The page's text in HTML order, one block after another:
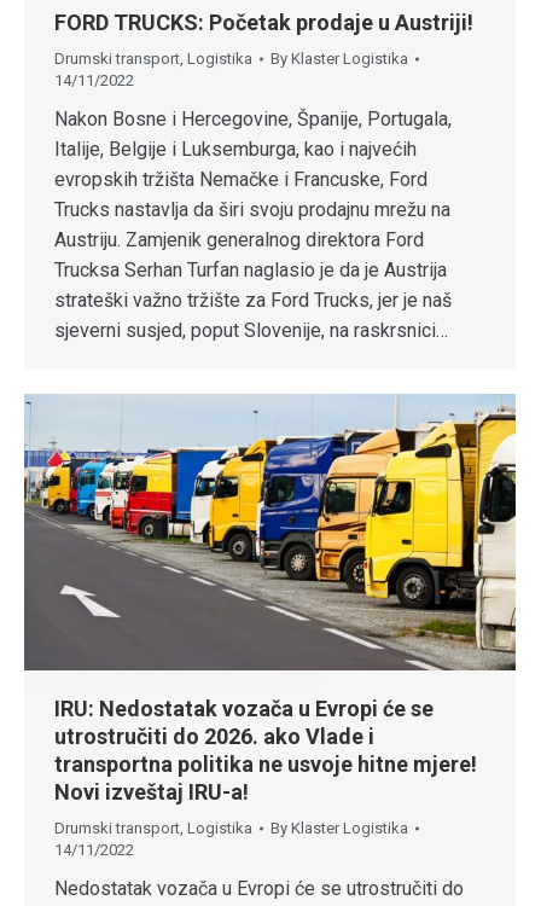
FORD TRUCKS: Početak prodaje u Austriji!
Drumski transport Logistika By Klaster Logistika
14/11/2022
Nakon Bosne i Hercegovine, Španije, Portugala,
Italije, Belgije i Luksemburga, kao i najvećih
evropskih tržišta Nemačke i Francuske, Ford
Trucks nastavlja da širi svoju prodajnu mrežu na
Austriju. Zamjenik generalnog direktora Ford
Trucksa Serhan Turfan naglasio je da je Austrija
strateški važno tržište za Ford Trucks, jer je naš
sjeverni susjed, poput Slovenije, na raskrsnici…
IRU: Nedostatak vozača u Evropi će se
utrostručiti do 2026. ako Vlade i
transportna politika ne usvoje hitne mjere!
Novi izveštaj IRU-a!
Drumski transport, Logistika By Klaster Logistika
14/11/2022
Nedostatak vozača u Evropi će se utrostručiti do